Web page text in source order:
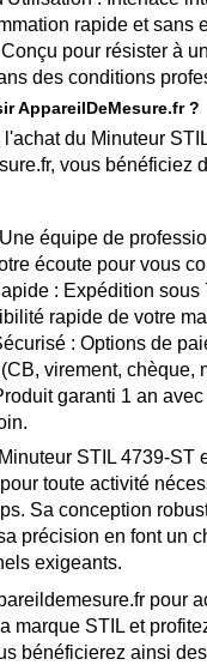
rapide et sans
pour résister à
des conditions
AppareilDeMesure.fr ?
l'achat du Minuteur
vous bénéficiez
équipe de
écoute pour vous
: Expédition sous
rapide de votre
: Options de
virement, chèque,
garanti 1 an
STIL 4739-ST
toute activité
Sa conception
précision en font un
exigeants.
pour
marque STIL et
bénéficierez ainsi